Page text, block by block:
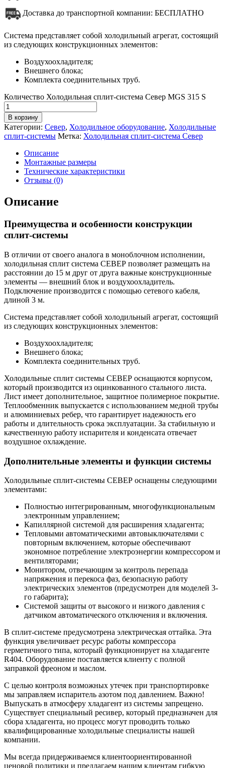
Доставка до транспортной компании: БЕСПЛАТНО
Система представляет собой холодильный агрегат, состоящий
из следующих конструкционных элементов:
Воздухоохладителя;
Внешнего блока;
Комплекта соединительных труб.
Количество Холодильная сплит-система Север MGS 315 S
В корзину
Категории: Север, Холодильное оборудование, Холодильные
сплит-системы Метка: Холодильная сплит-система Север
Описание
Монтажные размеры
Технические характеристики
Отзывы (0)
Описание
Преимущества и особенности конструкции
сплит-системы
В отличии от своего аналога в моноблочном исполнении,
холодильная сплит система СЕВЕР позволяет размещать на
расстоянии до 15 м друг от друга важные конструкционные
элементы — внешний блок и воздухоохладитель.
Подключение производится с помощью сетевого кабеля,
длиной 3 м.
Система представляет собой холодильный агрегат, состоящий
из следующих конструкционных элементов:
Воздухоохладителя;
Внешнего блока;
Комплекта соединительных труб.
Холодильные сплит системы СЕВЕР оснащаются корпусом,
который производится из оцинкованного стального листа.
Лист имеет дополнительное, защитное полимерное покрытие.
Теплообменник выпускается с использованием медной трубы
и алюминиевых ребер, что гарантирует надежность его
работы и длительность срока эксплуатации. За стабильную и
качественную работу испарителя и конденсата отвечает
воздушное охлаждение.
Дополнительные элементы и функции системы
Холодильные сплит-системы СЕВЕР оснащены следующими
элементами:
Полностью интегрированным, многофункциональным
электронным управлением;
Капиллярной системой для расширения хладагента;
Тепловыми автоматическими автовыключателями с
повторным включением, которые обеспечивают
экономное потребление электроэнергии компрессором и
вентиляторами;
Монитором, отвечающим за контроль перепада
напряжения и перекоса фаз, безопасную работу
электрических элементов (предусмотрен для моделей 3-
го габарита);
Системой защиты от высокого и низкого давления с
датчиком автоматического отключения и включения.
В сплит-системе предусмотрена электрическая оттайка. Эта
функция увеличивает ресурс работы компрессора
герметичного типа, который функционирует на хладагенте
R404. Оборудование поставляется клиенту с полной
заправкой фреоном и маслом.
С целью контроля возможных утечек при транспортировке
мы заправляем испаритель азотом под давлением. Важно!
Выпускать в атмосферу хладагент из системы запрещено.
Существует специальный ресивер, который предназначен для
сбора хладагента, но процесс могут проводить только
квалифицированные холодильные специалисты нашей
компании.
Мы всегда придерживаемся клиентоориентированной
ценовой политики и предлагаем нашим клиентам гибкую